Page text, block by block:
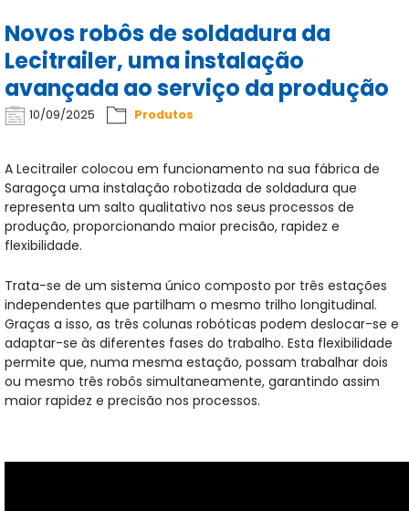
Novos robôs de soldadura da
Lecitrailer, uma instalação
avançada ao serviço da produção
10/09/2025 Produtos
A Lecitrailer colocou em funcionamento na sua fábrica de
Saragoça uma instalação robotizada de soldadura que
representa um salto qualitativo nos seus processos de
produção, proporcionando maior precisão, rapidez e
flexibilidade.
Trata-se de um sistema único composto por três estações
independentes que partilham o mesmo trilho longitudinal.
Graças a isso, as três colunas robóticas podem deslocar-se e
adaptar-se às diferentes fases do trabalho. Esta flexibilidade
permite que, numa mesma estação, possam trabalhar dois
ou mesmo três robôs simultaneamente, garantindo assim
maior rapidez e precisão nos processos.